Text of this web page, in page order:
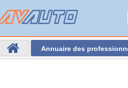
Annuaire des